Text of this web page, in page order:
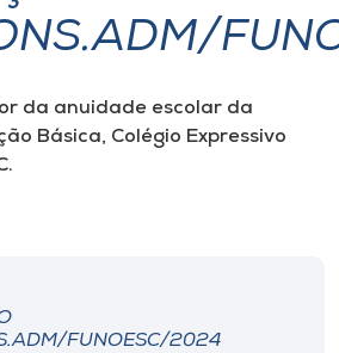
da anuidade escolar da
Básica, Colégio Expressivo
FUNOESC/2024